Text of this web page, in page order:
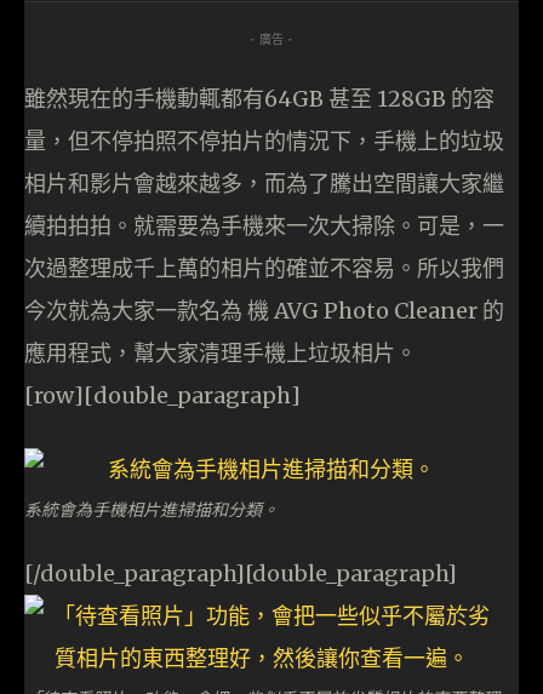
- 廣告 -
雖然現在的手機動輒都有64GB 甚至 128GB 的容
量，但不停拍照不停拍片的情況下，手機上的垃圾
相片和影片會越來越多，而為了騰出空間讓大家繼
續拍拍拍。就需要為手機來一次大掃除。可是，一
次過整理成千上萬的相片的確並不容易。所以我們
今次就為大家一款名為 機 AVG Photo Cleaner 的
應用程式，幫大家清理手機上垃圾相片。
[row][double_paragraph]
系統會為手機相片進掃描和分類。
[/double_paragraph][double_paragraph]